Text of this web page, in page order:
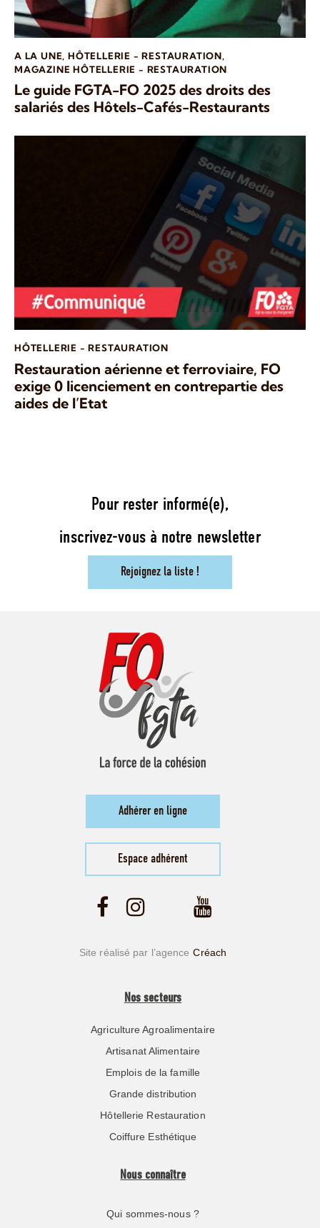
A LA UNE,HÔTELLERIE - RESTAURATION,
MAGAZINE HÔTELLERIE - RESTAURATION
Le guide FGTA-FO 2025 des droits des
salariés des Hôtels-Cafés-Restaurants
HÔTELLERIE - RESTAURATION
Restauration aérienne et ferroviaire, FO
exige 0 licenciement en contrepartie des
aides de l’Etat
Pour rester informé(e),
inscrivez-vous à notre newsletter
Rejoignez la liste !
Adhérer en ligne
Espace adhérent
Site réalisé par l’agence Créach
Nos secteurs
Agriculture Agroalimentaire
Artisanat Alimentaire
Emplois de la famille
Grande distribution
Hôtellerie Restauration
Coiffure Esthétique
Nous connaître
Qui sommes-nous ?